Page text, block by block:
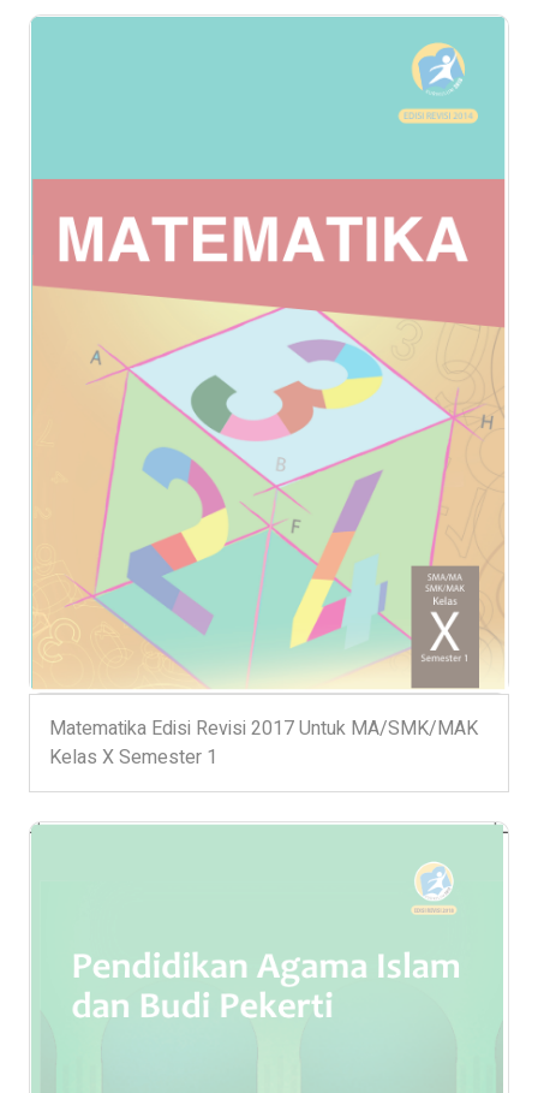
Matematika Edisi Revisi 2017 Untuk MA/SMK/MAK
Kelas X Semester 1